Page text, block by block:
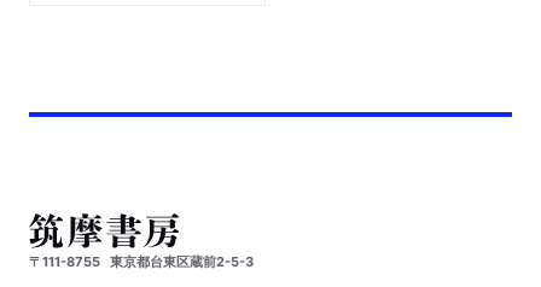
〒111-8755 東京都台東区蔵前2-5-3